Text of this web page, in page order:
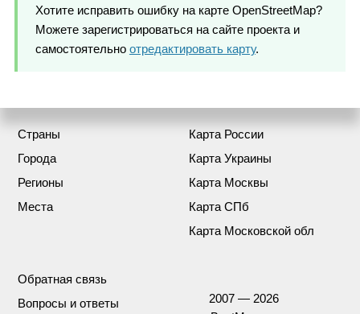
Хотите исправить ошибку на карте OpenStreetMap?
Можете зарегистрироваться на сайте проекта и
самостоятельно отредактировать карту.
Страны
Города
Регионы
Места
Карта России
Карта Украины
Карта Москвы
Карта СПб
Карта Московской обл
Обратная связь
Вопросы и ответы
2007 — 2026